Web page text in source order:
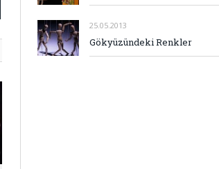
25.05.2013
Gökyüzündeki Renkler